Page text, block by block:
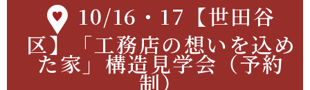
10/16・17【世田谷
区】「工務店の想いを込め
た家」構造見学会（予約
制）